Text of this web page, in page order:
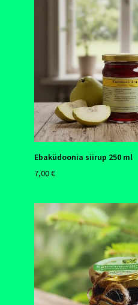
Ebaküdoonia siirup 250 ml
7,00 €